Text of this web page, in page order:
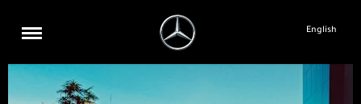
English